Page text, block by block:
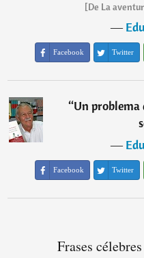
[De La
―
Facebook Twitter
“Un problema
―
Facebook Twitter
Frases